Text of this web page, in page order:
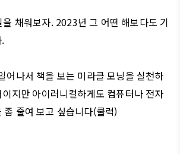
채워보자. 2023년 그 어떤 해보다도 기
어나서 책을 보는 미라클 모닝을 실천하
지만 아이러니컬하게도 컴퓨터나 전자
좀 줄여 보고 싶습니다(쿨럭)